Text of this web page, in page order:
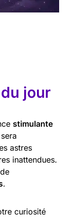
jour
stimulante
astres
inattendues.
.
curiosité